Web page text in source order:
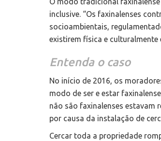
inclusive. “Os faxinalenses
socioambientais,
existirem física e
Entenda o caso
No início de 2016, os
modo de ser e estar
não são faxinalenses estavam
por causa da instalação de
Cercar toda a propriedade